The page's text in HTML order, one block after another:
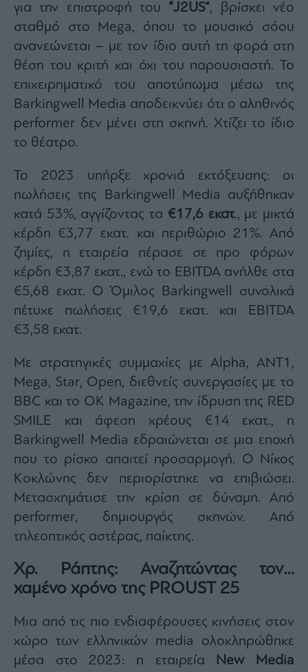
για την επιστροφή του “J2US”, βρίσκει νέο
σταθμό στο Mega, όπου το μουσικό σόου
ανανεώνεται – με τον ίδιο αυτή τη φορά στη
θέση του κριτή και όχι του παρουσιαστή. Το
επιχειρηματικό του αποτύπωμα μέσω της
Barkingwell Media αποδεικνύει ότι ο αληθινός
performer δεν μένει στη σκηνή. Χτίζει το ίδιο
το θέατρο.
Το 2023 υπήρξε χρονιά εκτόξευσης: οι
πωλήσεις της Barkingwell Media αυξήθηκαν
κατά 53%, αγγίζοντας τα €17,6 εκατ., με μικτά
κέρδη €3,77 εκατ. και περιθώριο 21%. Από
ζημίες, η εταιρεία πέρασε σε προ φόρων
κέρδη €3,87 εκατ., ενώ το EBITDA ανήλθε στα
€5,68 εκατ. Ο Όμιλος Barkingwell συνολικά
πέτυχε πωλήσεις €19,6 εκατ. και EBITDA
€3,58 εκατ.
Με στρατηγικές συμμαχίες με Alpha, ANT1,
Mega, Star, Open, διεθνείς συνεργασίες με το
BBC και το OK Magazine, την ίδρυση της RED
SMILE και άφεση χρέους €14 εκατ., η
Barkingwell Media εδραιώνεται σε μια εποχή
που το ρίσκο απαιτεί προσαρμογή. Ο Νίκος
Κοκλώνης δεν περιορίστηκε να επιβιώσει.
Μετασχημάτισε την κρίση σε δύναμη. Από
performer, δημιουργός σκηνών. Από
τηλεοπτικός αστέρας, παίκτης.
Χρ. Ράπτης: Αναζητώντας τον…
χαμένο χρόνο της PROUST 25
Μια από τις πιο ενδιαφέρουσες κινήσεις στον
χώρο των ελληνικών media ολοκληρώθηκε
μέσα στο 2023: η εταιρεία New Media